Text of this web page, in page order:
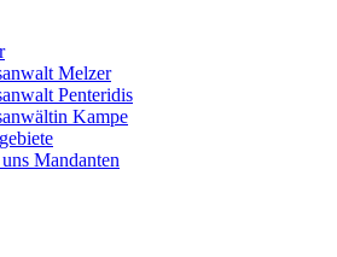
Melzer
Penteridis
Kampe
Mandanten